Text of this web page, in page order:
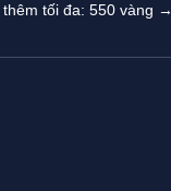
thêm tối đa: 550 vàng →